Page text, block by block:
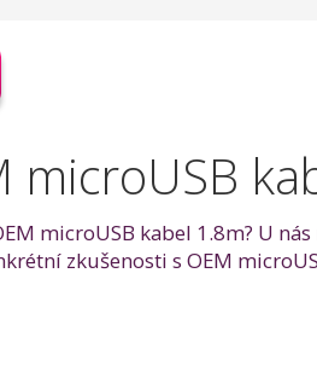
microUSB
microUSB kabel 1.8m? U
zkušenosti s OEM